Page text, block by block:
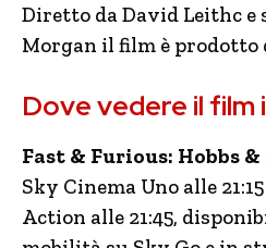
Diretto da David Leithc
Morgan il film è prodotto
Dove vedere il film
Fast & Furious: Hobbs &
Sky Cinema Uno alle
Action alle 21:45,